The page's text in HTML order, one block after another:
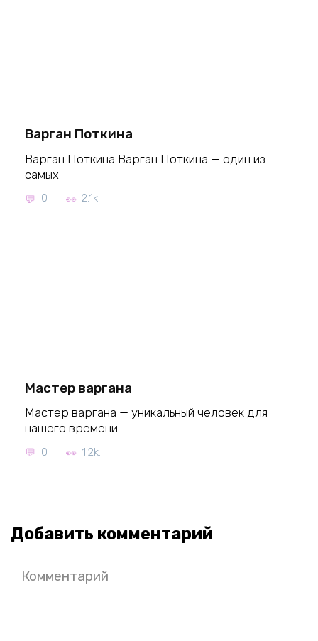
Варган Поткина
Варган Поткина Варган Поткина — один из
самых
0 2.1k.
Мастер варгана
Мастер варгана — уникальный человек для
нашего времени.
0 1.2k.
Добавить комментарий
Комментарий